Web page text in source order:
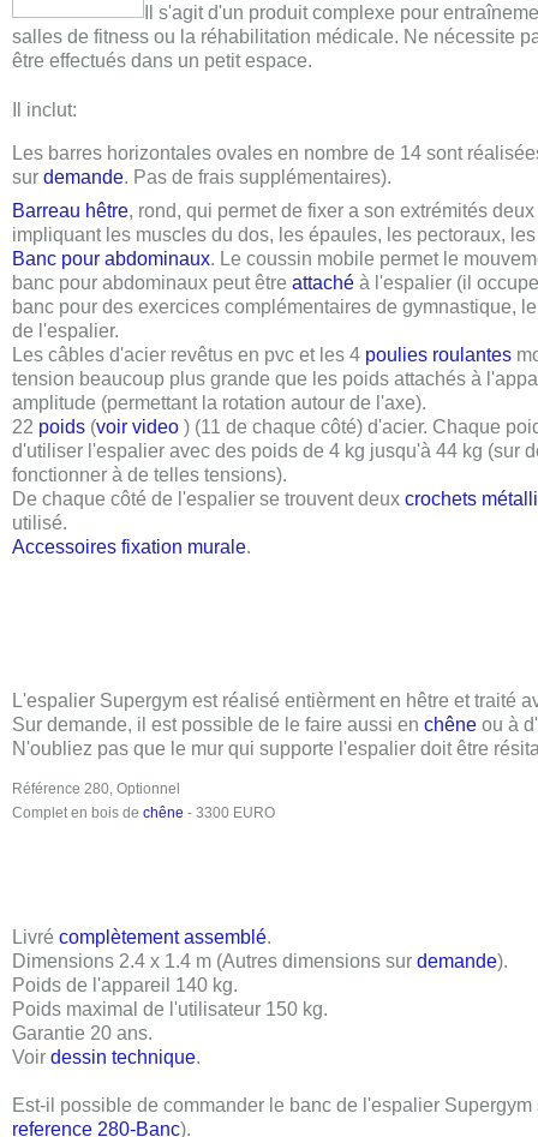
Il s'agit d'un produit complexe pour
salles de fitness ou la réhabilitation médicale. Ne nécessite
être effectués dans un petit espace.
Il inclut:
Les barres horizontales ovales en nombre de 14 sont
sur demande. Pas de frais supplémentaires).
Barreau hêtre, rond, qui permet de fixer a son extrémités
impliquant les muscles du dos, les épaules, les pectoraux,
Banc pour abdominaux. Le coussin mobile permet le
banc pour abdominaux peut être attaché à l'espalier (il
banc pour des exercices complémentaires de gymnastique,
de l'espalier.
Les câbles d'acier revêtus en pvc et les 4 poulies roulantes
tension beaucoup plus grande que les poids attachés à
amplitude (permettant la rotation autour de l'axe).
22 poids (voir video ) (11 de chaque côté) d'acier. Chaque
d'utiliser l'espalier avec des poids de 4 kg jusqu'à 44 kg (sur
fonctionner à de telles tensions).
De chaque côté de l'espalier se trouvent deux crochets
utilisé.
Accessoires fixation murale.
L'espalier Supergym est réalisé entièrment en hêtre et traité
Sur demande, il est possible de le faire aussi en chêne ou à
N'oubliez pas que le mur qui supporte l'espalier doit être
Référence 280, Optionnel
Complet en bois de chêne - 3300 EURO
Livré complètement assemblé.
Dimensions 2.4 x 1.4 m (Autres dimensions sur demande).
Poids de l'appareil 140 kg.
Poids maximal de l'utilisateur 150 kg.
Garantie 20 ans.
Voir dessin technique.
Est-il possible de commander le banc de l'espalier
reference 280-Banc).